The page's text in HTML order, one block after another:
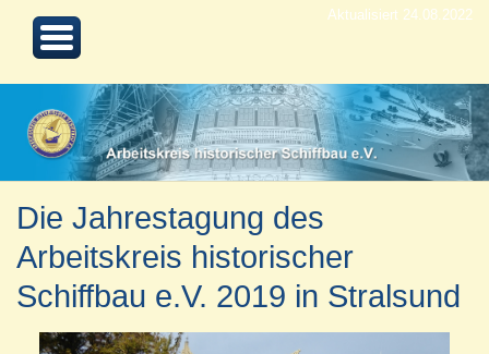
Aktualisiert 24.08.2022
Die Jahrestagung des
Arbeitskreis historischer
Schiffbau e.V. 2019 in Stralsund